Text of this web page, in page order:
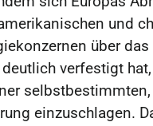
und
über das
verfestigt
einzuschlagen.